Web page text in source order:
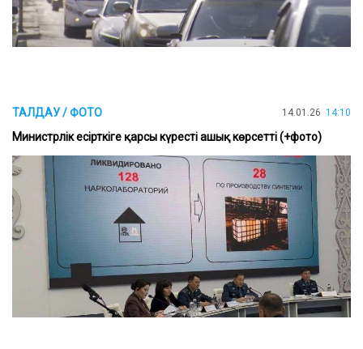
ТАЛДАУ / ФОТО 14.01.26 14:10
Министрлік есірткіге қарсы күресті ашық көрсетті (+фото)